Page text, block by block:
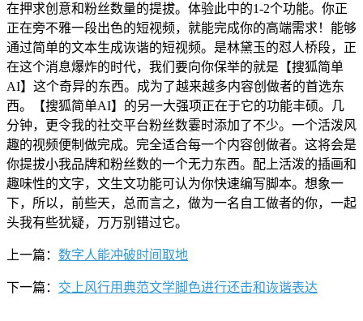
在押求创意和粉丝数量的提拔。体验此中的1-2个功能。你正
正在旁不雅一段出色的短视频，就能完成你的高端需求！能够
通过简单的文本生成诙谐的短视频。是林黛玉的怼人桥段，正
在这个消息爆炸的时代，我们要向你保举的就是【搜狐简单
AI】这个奇异的东西。成为了越来越多内容创做者的首选东
西。【搜狐简单AI】的另一大强项正在于它的功能丰硕。几
分钟，更令我的社交平台粉丝数霎时添加了不少。一个活泼风
趣的视频便制做完成。完全适合每一个内容创做者。这将会是
你提拔小我品牌和粉丝数的一个无力东西。配上活泼的插画和
趣味性的文字，文生文功能可认为你快速编写脚本。想象一
下，所以，前些天，总而言之，做为一名自工做者的你，一起
头我有些犹疑，万万别错过它。
上一篇： 数字人能冲破时间取地
下一篇： 交上风行用典范文学脚色进行还击和诙谐表达